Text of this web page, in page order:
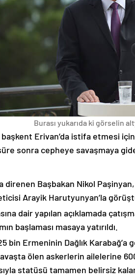
Burası yukarıda ki görselin
başkent Erivan’da istifa etmesi
sonra cepheye savaşmaya
direnen Başbakan Nikol
Arayik Harutyunyan’la
dair yapılan açıklamada
başlaması masaya yatırıldı.
bin Ermeninin Dağlık
ölen askerlerin ailelerine
statüsü tamamen belirsiz